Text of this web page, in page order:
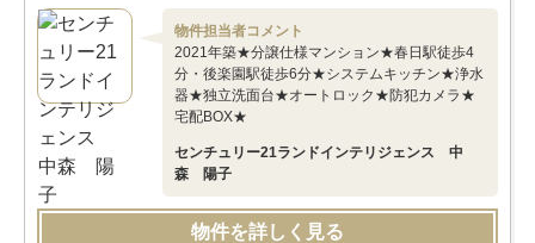
物件担当者コメント
2021年築★分譲仕様マンション★春日駅徒歩4
分・後楽園駅徒歩6分★システムキッチン★浄水
器★独立洗面台★オートロック★防犯カメラ★
宅配BOX★
センチュリー21ランドインテリジェンス 中
森 陽子
物件を詳しく見る